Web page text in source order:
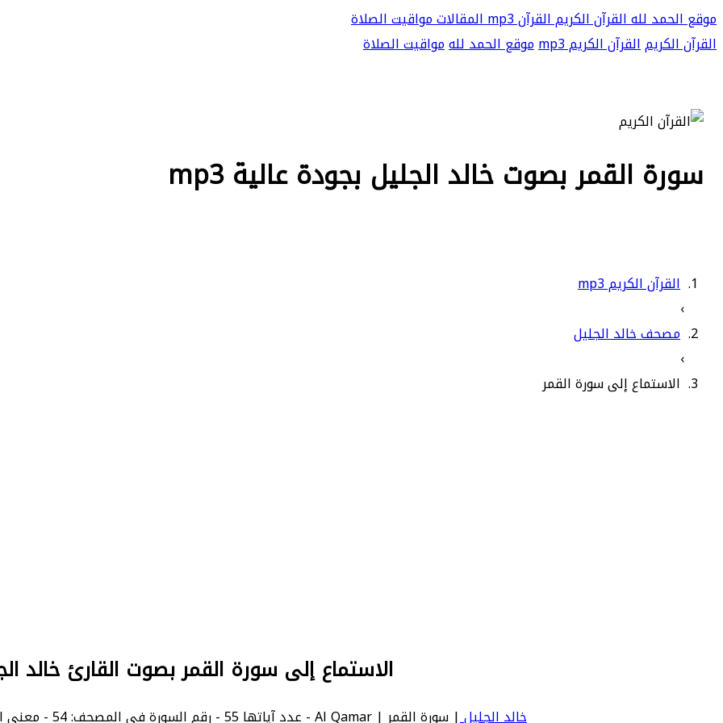
موقع الحمد للهالقرآن الكريمالقرآن mp3 المقالاتمواقيت الصلاة
القرآن الكريمالقرآن الكريم mp3 موقع الحمد للهمواقيت الصلاة
سورة القمر بصوت خالد الجليل بجودة عالية mp3
القرآن الكريم mp3
›
مصحف خالد الجليل
›
الاستماع إلى سورة القمر
الاستماع إلى سورة القمر بصوت القارئ خالد
خالد الجليل| سورة القمر | Al Qamar - عدد آياتها 55 - رقم السورة في المصحف: 54 - معنى السورة بالإنجليزية: The Moon.